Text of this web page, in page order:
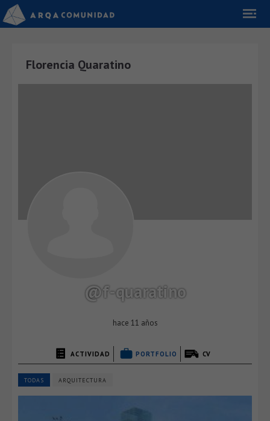
Florencia Quaratino
@f-quaratino
hace 11 años
ACTIVIDAD PORTFOLIO CV
TODAS ARQUITECTURA